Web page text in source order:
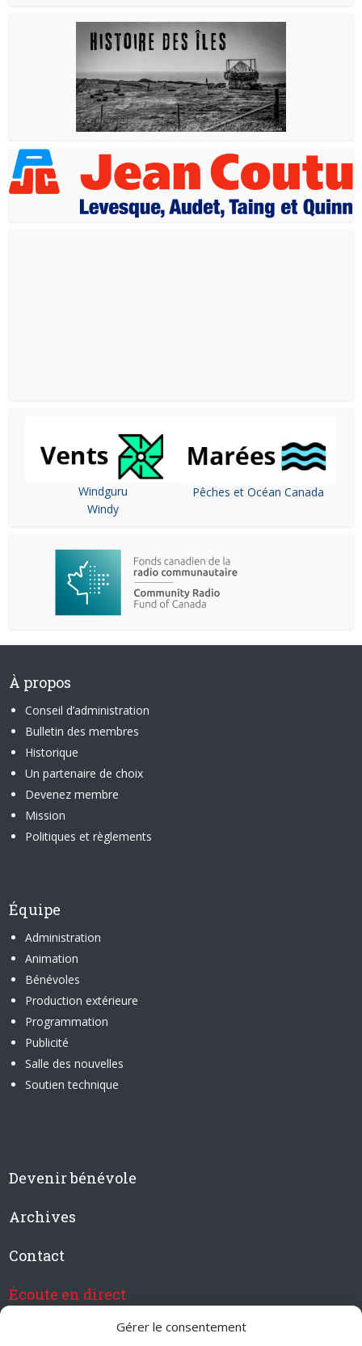
Gérer le consentement
Windguru
Windy
Pêches et Océan Canada
À propos
Conseil d’administration
Bulletin des membres
Historique
Un partenaire de choix
Devenez membre
Mission
Politiques et règlements
Équipe
Administration
Animation
Bénévoles
Production extérieure
Programmation
Publicité
Salle des nouvelles
Soutien technique
Devenir bénévole
Archives
Contact
Écoute en direct